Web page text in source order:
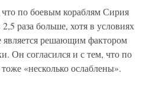
по боевым кораблям Сирия
раза больше, хотя в условиях
является решающим фактором
Он согласился и с тем, что по
«несколько ослаблены».